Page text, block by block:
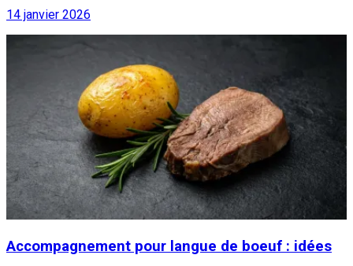
14 janvier 2026
Accompagnement pour langue de boeuf : idées